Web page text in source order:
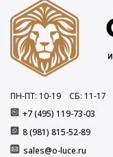
+7 (495) 119-73-03
8 (981) 815-52-89
ПН-ПТ: 10-19 СБ: 11-17
sales@o-luce.ru